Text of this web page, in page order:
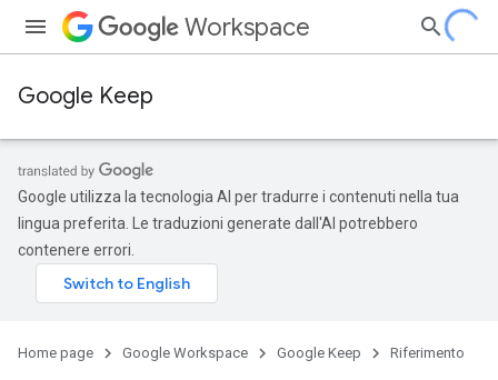
Workspace
Google Keep
Google utilizza la tecnologia AI per tradurre i contenuti nella tua
lingua preferita. Le traduzioni generate dall'AI potrebbero
contenere errori.
Home page Google Workspace Google Keep Riferimento